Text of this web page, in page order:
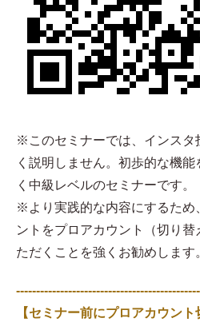
※このセミナーでは、インスタ
く説明しません。初歩的な機
く中級レベルのセミナーです。
※より実践的な内容にするため
ントをプロアカウント（切り
ただくことを強くお勧めします
【セミナー前にプロアカウン